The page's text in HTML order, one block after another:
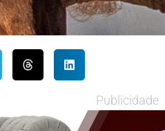
Publicidade